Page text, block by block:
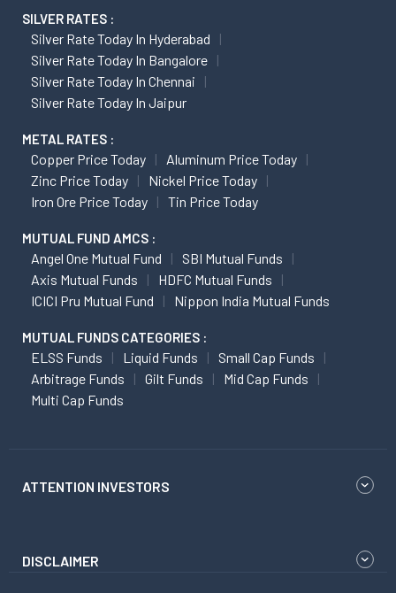
SILVER RATES :
Silver Rate Today In Hyderabad
Silver Rate Today In Bangalore
Silver Rate Today In Chennai
Silver Rate Today In Jaipur
METAL RATES :
Copper Price Today
Aluminum Price Today
Zinc Price Today
Nickel Price Today
Iron Ore Price Today
Tin Price Today
MUTUAL FUND AMCS :
Angel One Mutual Fund
SBI Mutual Funds
Axis Mutual Funds
HDFC Mutual Funds
ICICI Pru Mutual Fund
Nippon India Mutual Funds
MUTUAL FUNDS CATEGORIES :
ELSS Funds Liquid Funds
Small Cap Funds
Arbitrage Funds
Gilt Funds
Mid Cap Funds
Multi Cap Funds
ATTENTION INVESTORS
DISCLAIMER